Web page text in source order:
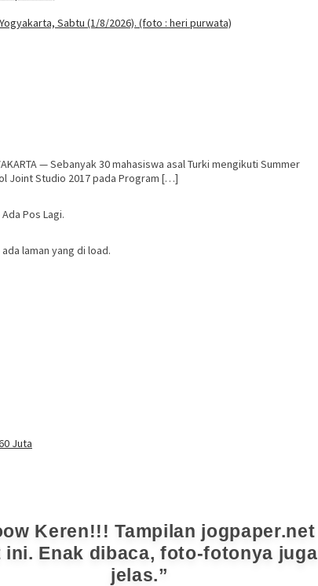
— Sebanyak 30 mahasiswa asal Turki mengikuti Summer
Joint Studio 2017 pada Program […]
Pos Lagi.
laman yang di load.
Juta
Keren!!! Tampilan jogpaper.net
ini. Enak dibaca, foto-fotonya juga
jelas.